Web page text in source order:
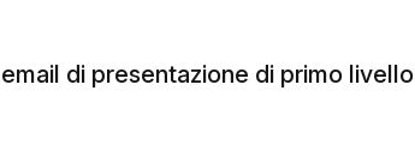
di presentazione di primo livello